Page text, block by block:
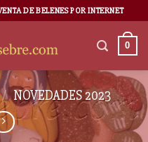
DE BELENES POR INTERNET
0
/ NOVEDADES 2023